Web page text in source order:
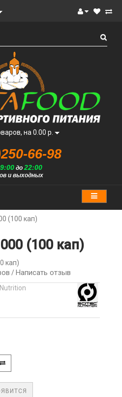
на 0.00 р.
66-98
9:00до 22:00
и выходных
(100 кап)
(100 кап)
/Написать отзыв